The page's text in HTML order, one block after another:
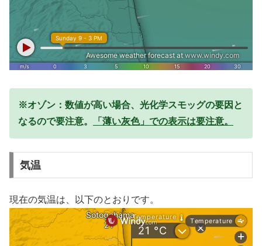
※オゾン：数値が高い場合、光化学スモッグの要因と
なるので要注意。
「薄い灰色」での表示は要注意。
気温
現在の気温は、以下のとおりです。